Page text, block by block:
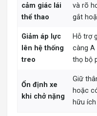
cảm giác lái
thể thao
và rõ
gắt
Giảm áp lực
lên hệ thống
treo
Hỗ trợ
càng A
thọ bộ
Ổn định xe
khi chở nặng
Giữ
hoặc
hữu